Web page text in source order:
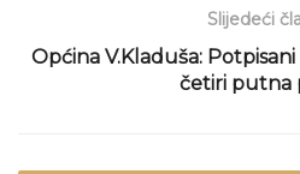
Slijedeći
Općina V.Kladuša:
četiri putna